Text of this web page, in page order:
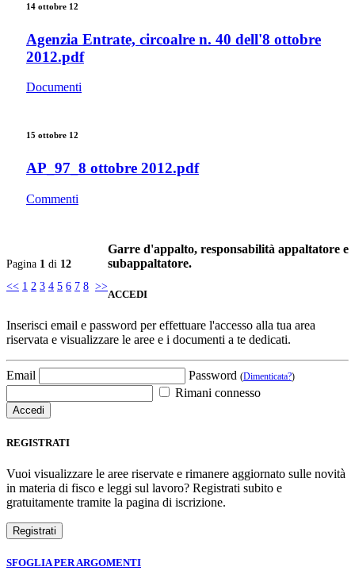
14 ottobre 12
Agenzia Entrate, circoalre n. 40 dell'8 ottobre
2012.pdf
Documenti
15 ottobre 12
AP_97_8 ottobre 2012.pdf
Commenti
Pagina 1 di 12
<< 1 2 3 4 5 6 7 8 >>
Garre d'appalto, responsabilità appaltatore e
subappaltatore.
ACCEDI
Inserisci email e password per effettuare l'accesso alla tua area
riservata e visualizzare le aree e i documenti a te dedicati.
Email Password (Dimenticata?)
Rimani connesso
REGISTRATI
Vuoi visualizzare le aree riservate e rimanere aggiornato sulle novità
in materia di fisco e leggi sul lavoro? Registrati subito e
gratuitamente tramite la pagina di iscrizione.
SFOGLIA PER ARGOMENTI